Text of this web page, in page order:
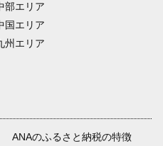
部エリア
国エリア
州エリア
ANAのふるさと納税の特徴